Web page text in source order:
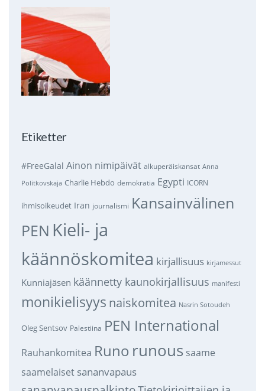
Etiketter
#FreeGalal Ainon nimipäivät alkuperäiskansat Anna
Politkovskaja Charlie Hebdo demokratia Egypti ICORN
ihmisoikeudet Iran journalismi Kansainvälinen
PEN Kieli- ja
käännöskomitea kirjallisuus kirjamessut
Kunniajäsen käännetty kaunokirjallisuus manifesti
monikielisyys naiskomitea Nasrin Sotoudeh
Oleg Sentsov Palestiina PEN International
Rauhankomitea Runo runous saame
saamelaiset sananvapaus